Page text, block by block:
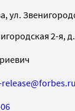
ул.
2-я,